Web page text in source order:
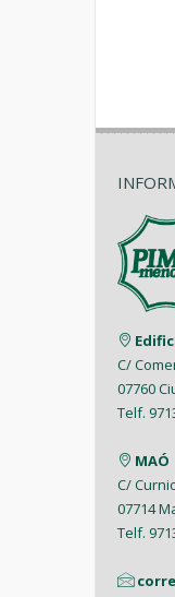
C/
07760
Telf.
MAÓ
C/
07714
Telf.